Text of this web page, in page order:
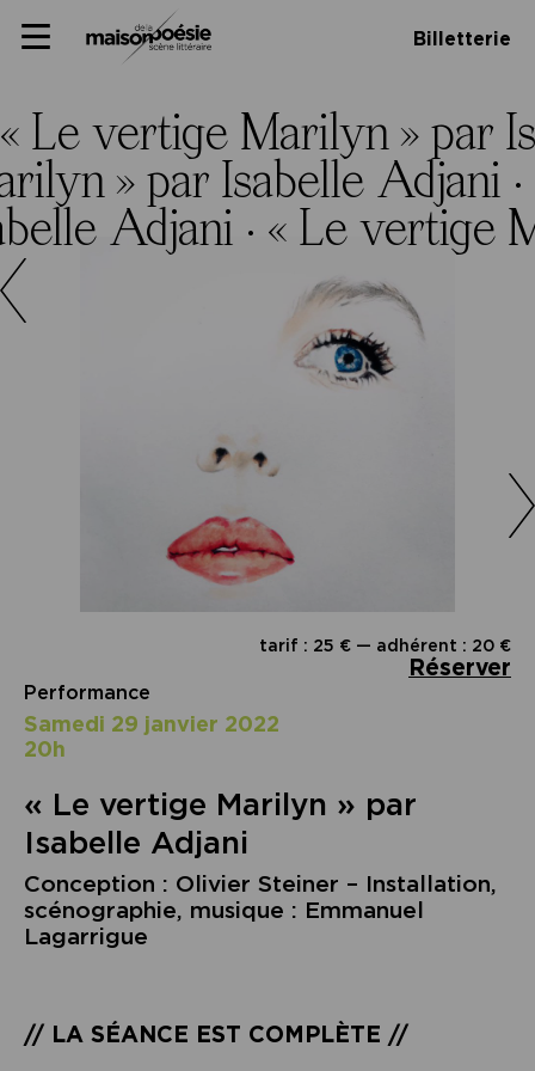
Panneau de gestion des cookies
to
Primary
Billetterie
« Le vertige Marilyn » par
» par Isabelle Adjani ·
Adjani · « Le vertige
tarif : 25 € — adhérent : 20 €
Réserver
Performance
samedi 29 janvier 2022
20h
« Le vertige Marilyn » par
Isabelle Adjani
Conception : Olivier Steiner – Installation,
scénographie, musique : Emmanuel
Lagarrigue
// LA SÉANCE EST COMPLÈTE //